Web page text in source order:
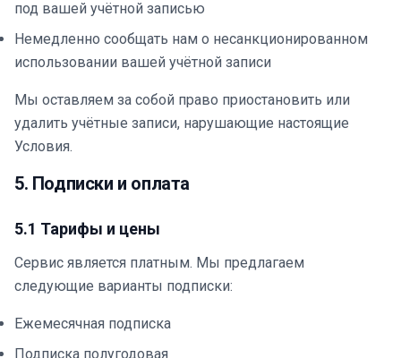
под вашей учётной записью
Немедленно сообщать нам о несанкционированном
использовании вашей учётной записи
Мы оставляем за собой право приостановить или
удалить учётные записи, нарушающие настоящие
Условия.
5. Подписки и оплата
5.1 Тарифы и цены
Сервис является платным. Мы предлагаем
следующие варианты подписки:
Ежемесячная подписка
Подписка полугодовая